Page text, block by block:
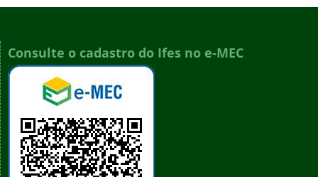
Consulte o cadastro do Ifes no e-MEC